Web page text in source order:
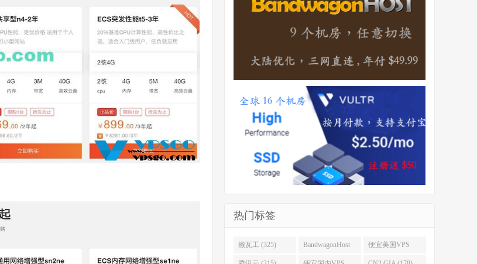
热门标签
搬瓦工 (325) BandwagonHost
(223)
便宜美国VPS
(222)